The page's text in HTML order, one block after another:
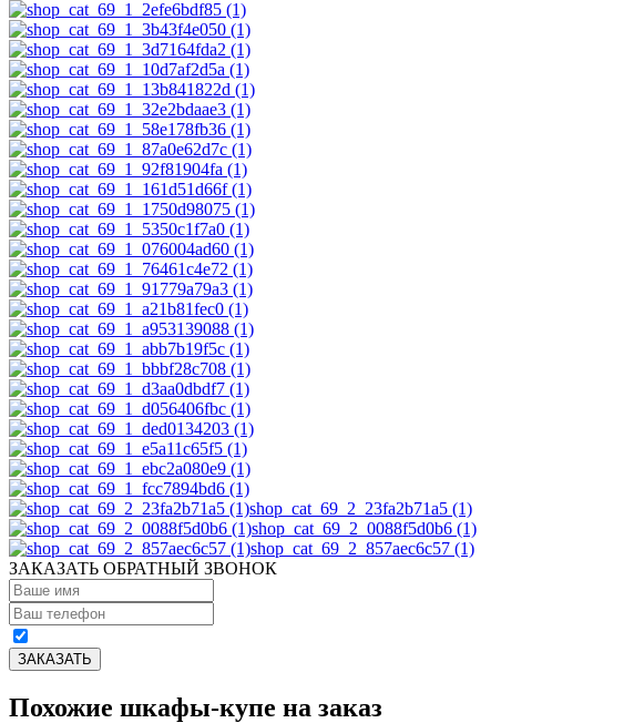
shop_cat_69_2_23fa2b71a5 (1)
shop_cat_69_2_0088f5d0b6 (1)
shop_cat_69_2_857aec6c57 (1)
ЗАКАЗАТЬ ОБРАТНЫЙ ЗВОНОК
Похожие шкафы-купе на заказ